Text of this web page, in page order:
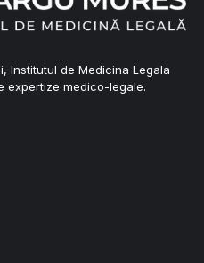
Institutul de Medicina Legala
expertize medico-legale.